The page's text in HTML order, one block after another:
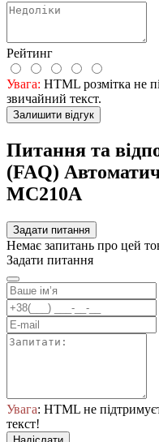
Рейтинг
Увага: HTML розмітка не
звичайний текст.
Залишити відгук
Питання та
(FAQ)
MC210A
Задати питання
Немає запитань про цей
Задати питання
Увага: HTML не
текст!